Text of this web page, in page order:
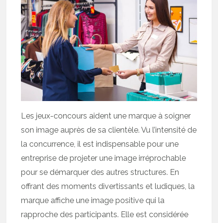
Les jeux-concours aident une marque à soigner
son image auprès de sa clientèle. Vu l’intensité de
la concurrence, il est indispensable pour une
entreprise de projeter une image irréprochable
pour se démarquer des autres structures. En
offrant des moments divertissants et ludiques, la
marque affiche une image positive qui la
rapproche des participants. Elle est considérée